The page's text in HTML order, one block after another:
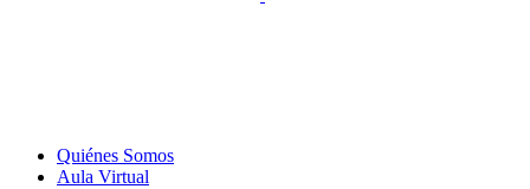
Quiénes Somos
Aula Virtual